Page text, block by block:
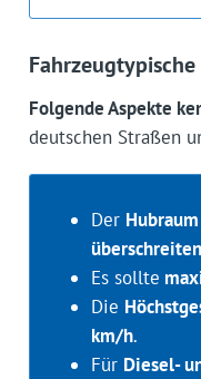
Folgende Aspekte
deutschen Straßen
Der Hubraum
überschreiten
Es sollte
Die
km/h.
Für Diesel-